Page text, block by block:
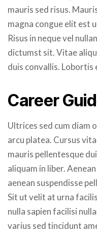
mauris sed risus.
magna congue elit est
Risus in neque vel
dictumst sit. Vitae
duis convallis.
Career
Ultrices sed cum diam
arcu platea. Cursus
mauris pellentesque
aliquam in liber.
aenean suspendisse
Sit ut velit at urna
nulla sapien facilisi
varius sed tincidunt